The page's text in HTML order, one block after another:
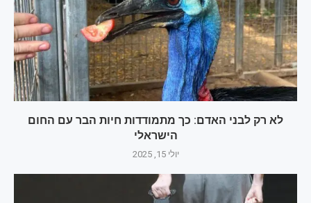
לא רק לבני האדם: כך מתמודדות חיות הבר עם החום
הישראלי
יולי 15, 2025